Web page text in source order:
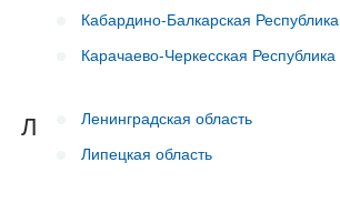
Кабардино-Балкарская Республика
Карачаево-Черкесская Республика
Л
Ленинградская область
Липецкая область